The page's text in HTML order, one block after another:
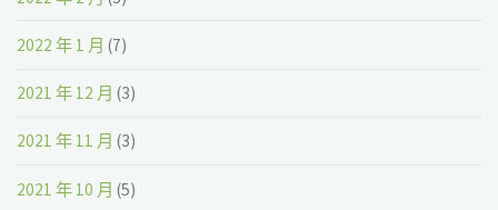
2022 年 1 月 (7)
2021 年 12 月 (3)
2021 年 11 月 (3)
2021 年 10 月 (5)